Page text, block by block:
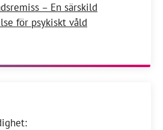
– En särskild
för psykiskt våld